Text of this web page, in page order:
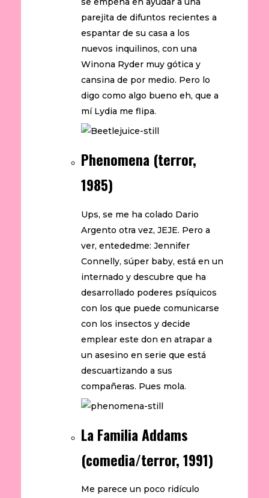
parejita de difuntos recientes a
espantar de su casa a los
nuevos inquilinos, con una
Winona Ryder muy gótica y
cansina de por medio. Pero lo
digo como algo bueno eh, que a
mí Lydia me flipa.
Phenomena (terror,
1985)
Ups, se me ha colado Dario
Argento otra vez, JEJE. Pero a
ver, entededme: Jennifer
Connelly, súper baby, está en un
internado y descubre que ha
desarrollado poderes psíquicos
con los que puede comunicarse
con los insectos y decide
emplear este don en atrapar a
un asesino en serie que está
descuartizando a sus
compañeras. Pues mola.
La Familia Addams
(comedia/terror, 1991)
Me parece un poco ridículo